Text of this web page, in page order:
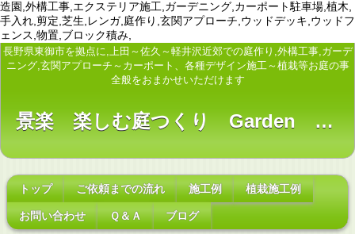
造園,外構工事,エクステリア施工,ガーデニング,カーポート駐車場,植木,
手入れ,剪定,芝生,レンガ,庭作り,玄関アプローチ,ウッドデッキ,ウッドフ
ェンス,物置,ブロック積み,
長野県東御市を拠点に,上田～佐久～軽井沢近郊での庭作り,外構工事,ガーデ
ニング,玄関アプローチ～カーポート、各種デザイン施工～植栽等お庭の事
全般をおまかせいただけます
景楽 楽しむ庭つくり Garden planning
トップ ご依頼までの流れ 施工例 植栽施工例
お問い合わせ Ｑ＆Ａ ブログ